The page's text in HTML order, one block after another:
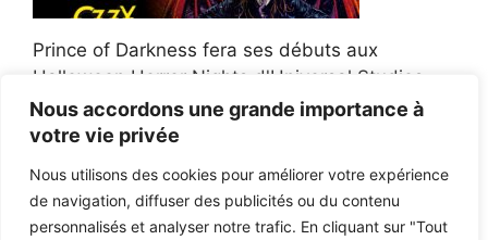
Nous accordons une grande importance à
votre vie privée
Nous utilisons des cookies pour améliorer votre expérience
de navigation, diffuser des publicités ou du contenu
personnalisés et analyser notre trafic. En cliquant sur "Tout
Prince of Darkness fera ses débuts aux
Halloween Horror Nights d'Universal Studios
Afroman poursuit un policier de l'Ohio après la